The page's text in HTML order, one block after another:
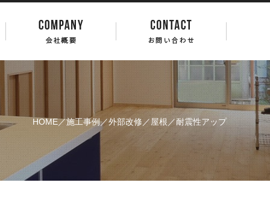
HOME／施工事例／外部改修／ 屋根 ／耐震性アップ